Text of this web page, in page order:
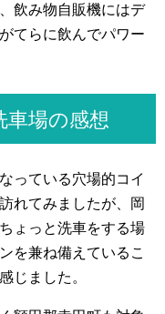
飲み物自販機にはデ
てらに飲んでパワー
車場の感想
っている穴場的コイ
れてみましたが、岡
ょっと洗車をする場
を兼ね備えているこ
じました。